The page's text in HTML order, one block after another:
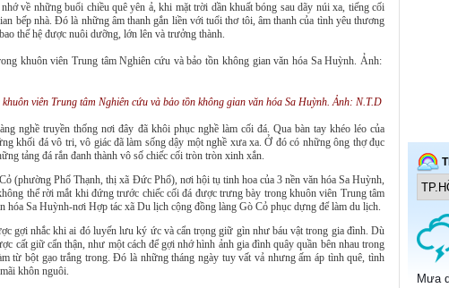
về những buổi chiều quê yên ả, khi mặt trời dần khuất bóng sau dãy núi xa, tiếng cối
bếp nhà. Đó là những âm thanh gắn liền với tuổi thơ tôi, âm thanh của tình yêu thương
thế hệ được nuôi dưỡng, lớn lên và trưởng thành.
viên Trung tâm Nghiên cứu và bảo tồn không gian văn hóa Sa Huỳnh. Ảnh: N.T.D
nghề truyền thống nơi đây đã khôi phục nghề làm cối đá. Qua bàn tay khéo léo của
khối đá vô tri, vô giác đã làm sống dậy một nghề xưa xa. Ở đó có những ông thợ đục
tảng đá rắn đanh thành vô số chiếc cối tròn tròn xinh xắn.
(phường Phổ Thạnh, thị xã Đức Phổ), nơi hội tụ tinh hoa của 3 nền văn hóa Sa Huỳnh,
thể rời mắt khi đứng trước chiếc cối đá được trưng bày trong khuôn viên Trung tâm
hóa Sa Huỳnh-nơi Hợp tác xã Du lịch cộng đồng làng Gò Cỏ phục dựng để làm du lịch.
gợi nhắc khi ai đó luyến lưu ký ức và cẩn trọng giữ gìn như báu vật trong gia đình. Dù
cất giữ cẩn thận, như một cách để gợi nhớ hình ảnh gia đình quây quần bên nhau trong
từ bột gạo trắng trong. Đó là những tháng ngày tuy vất vả nhưng ấm áp tình quê, tình
khôn nguôi.